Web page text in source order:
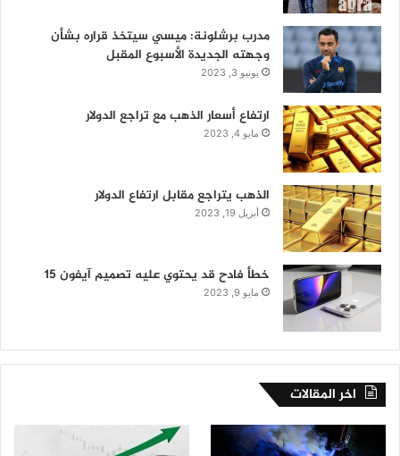
مدرب برشلونة: ميسي سيتخذ قراره بشأن
وجهته الجديدة الأسبوع المقبل
يونيو 3, 2023
ارتفاع أسعار الذهب مع تراجع الدولار
مايو 4, 2023
الذهب يتراجع مقابل ارتفاع الدولار
أبريل 19, 2023
خطأ فادح قد يحتوي عليه تصميم آيفون 15
مايو 9, 2023
اخر المقالات